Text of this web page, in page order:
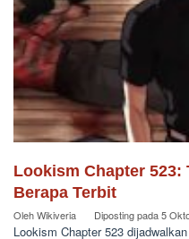
Lookism Chapter 523:
Berapa Terbit
OlehWikiveria Diposting pada5
Lookism Chapter 523